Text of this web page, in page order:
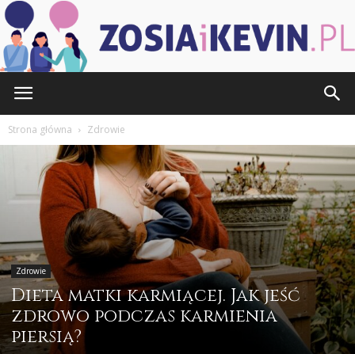
Strona główna Zdrowie
Zdrowie
Dieta matki karmiącej. Jak jeść
zdrowo podczas karmienia
piersią?